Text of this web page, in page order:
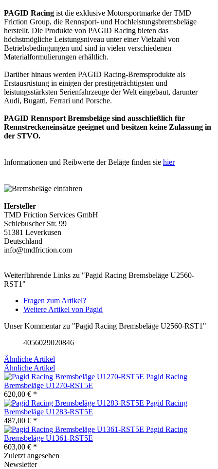
PAGID Racing ist die exklusive Motorsportmarke der TMD
Friction Group, die Rennsport- und Hochleistungsbremsbeläge
herstellt. Die Produkte von PAGID Racing bieten das
höchstmögliche Leistungsniveau unter einer Vielzahl von
Betriebsbedingungen und sind in vielen verschiedenen
Materialformulierungen erhältlich.
Darüber hinaus werden PAGID Racing-Bremsprodukte als
Erstausrüstung in einigen der prestigeträchtigsten und
leistungsstärksten Serienfahrzeuge der Welt eingebaut, darunter
Audi, Bugatti, Ferrari und Porsche.
PAGID Rennsport Bremsbeläge sind ausschließlich für
Rennstreckeneinsätze geeignet und besitzen keine Zulassung in
der STVO.
Informationen und Reibwerte der Beläge finden sie hier
Hersteller
TMD Friction Services GmbH
Schlebuscher Str. 99
51381 Leverkusen
Deutschland
info@tmdfriction.com
Weiterführende Links zu "Pagid Racing Bremsbeläge U2560-
RST1"
Fragen zum Artikel?
Weitere Artikel von Pagid
Unser Kommentar zu "Pagid Racing Bremsbeläge U2560-RST1"
4056029020846
Ähnliche Artikel
Ähnliche Artikel
Pagid Racing
Bremsbeläge U1270-RST5E
620,00 € *
Pagid Racing
Bremsbeläge U1283-RST5E
487,00 € *
Pagid Racing
Bremsbeläge U1361-RST5E
603,00 € *
Zuletzt angesehen
Newsletter